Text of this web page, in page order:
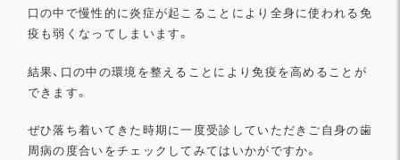
口の中で慢性的に炎症が起こることにより全身に使われる免
疫も弱くなってしまいます。
結果、口の中の環境を整えることにより免疫を高めることが
できます。
ぜひ落ち着いてきた時期に一度受診していただきご自身の歯
周病の度合いをチェックしてみてはいかがですか。